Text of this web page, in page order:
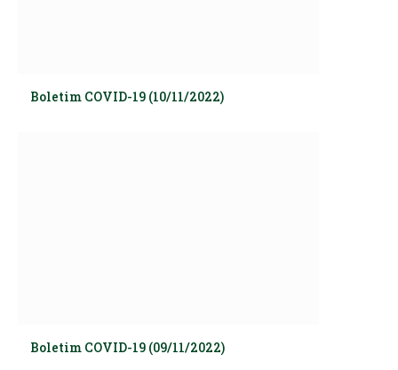
Boletim COVID-19 (10/11/2022)
Boletim COVID-19 (09/11/2022)